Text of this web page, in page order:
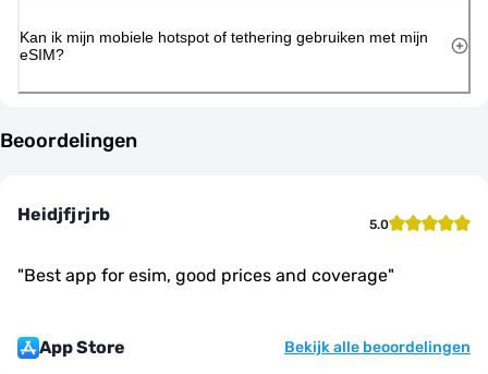
Kan ik mijn mobiele hotspot of tethering gebruiken met mijn
eSIM?
Beoordelingen
Heidjfjrjrb 5.0
"Best app for esim, good prices and coverage"
App Store Bekijk alle beoordelingen